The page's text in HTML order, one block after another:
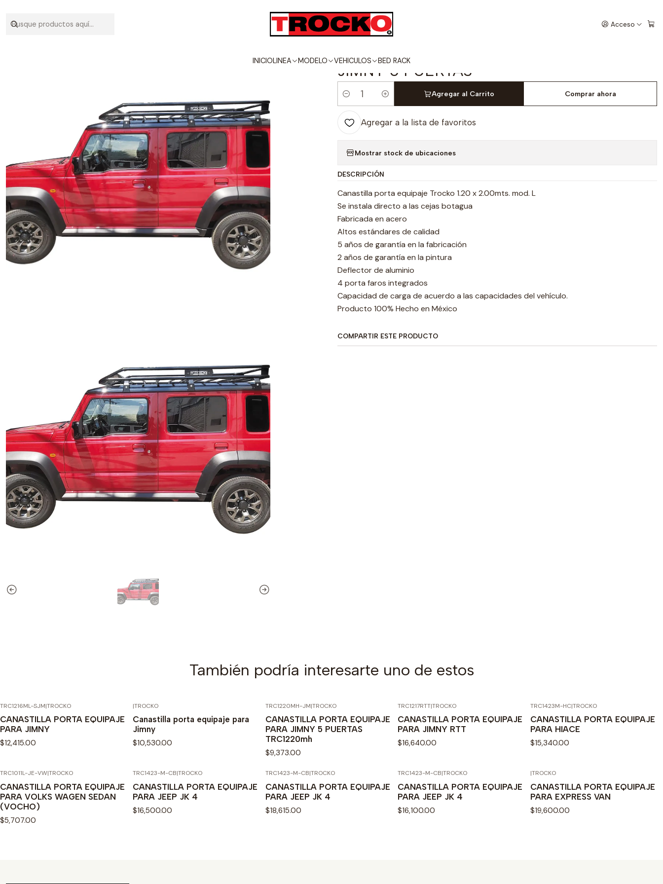
Acceso
INICIOLINEA MODELO VEHICULOS BED RACK
SUZUKI JIMNY CANASTILLA PORTA EQUIPAJE PARA JIMNY 5 PUERTAS
CANASTILLA PORTA EQUIPAJE PARA
JIMNY 5 PUERTAS
Cantidad
Agregar al Carrito Comprar ahora
Agregar a la lista de favoritos
Mostrar stock de ubicaciones
DESCRIPCIÓN
Canastilla porta equipaje Trocko 1.20 x 2.00mts. mod. L
Se instala directo a las cejas botagua
Fabricada en acero
Altos estándares de calidad
5 años de garantía en la fabricación
2 años de garantía en la pintura
Deflector de aluminio
4 porta faros integrados
Capacidad de carga de acuerdo a las capacidades del vehículo.
Producto 100% Hecho en México
COMPARTIR ESTE PRODUCTO
También podría interesarte uno de estos
TRC1216ML-SJM|TROCKO
CANASTILLA PORTA EQUIPAJE
PARA JIMNY
$12,415.00
|TROCKO
Canastilla porta equipaje para
Jimny
$10,530.00
TRC1220MH-JM|TROCKO
CANASTILLA PORTA EQUIPAJE
PARA JIMNY 5 PUERTAS
TRC1220mh
$9,373.00
TRC1217RTT|TROCKO
CANASTILLA PORTA EQUIPAJE
PARA JIMNY RTT
$16,640.00
TRC1423M-HC|TROCKO
CANASTILLA PORTA EQUIPAJE
PARA HIACE
$15,340.00
TRC1011L-JE-VW|TROCKO
CANASTILLA PORTA EQUIPAJE
PARA VOLKS WAGEN SEDAN
(VOCHO)
$5,707.00
TRC1423-M-CB|TROCKO
CANASTILLA PORTA EQUIPAJE
PARA JEEP JK 4
$16,500.00
TRC1423-M-CB|TROCKO
CANASTILLA PORTA EQUIPAJE
PARA JEEP JK 4
$18,615.00
TRC1423-M-CB|TROCKO
CANASTILLA PORTA EQUIPAJE
PARA JEEP JK 4
$16,100.00
|TROCKO
CANASTILLA PORTA EQUIPAJE
PARA EXPRESS VAN
$19,600.00